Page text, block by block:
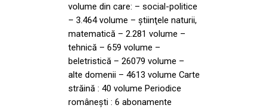
volume din care: – social-politice
– 3.464 volume – ştiinţele naturii,
matematică – 2.281 volume –
tehnică – 659 volume –
beletristică – 26079 volume –
alte domenii – 4613 volume Carte
străină : 40 volume Periodice
româneşti : 6 abonamente